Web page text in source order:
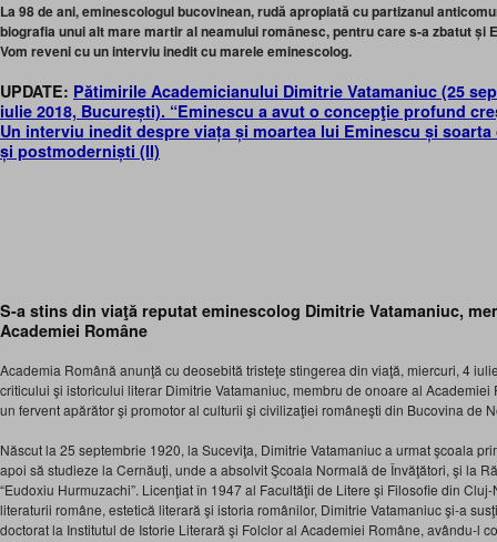
La 98 de ani, eminescologul bucovinean, rudă apropiată cu partizanul
biografia unui alt mare martir al neamului românesc, pentru care s-a zbatut și
Vom reveni cu un interviu inedit cu marele eminescolog.
UPDATE: Pătimirile Academicianului Dimitrie Vatamaniuc (25
iulie 2018, București). “Eminescu a avut o concepţie profund
Un interviu inedit despre viața și moartea lui Eminescu și
și postmoderniști (II)
S-a stins din viaţă reputat eminescolog Dimitrie Vatamaniuc,
Academiei Române
Academia Română anunţă cu deosebită tristeţe stingerea din viaţă, miercuri, 4
criticului şi istoricului literar Dimitrie Vatamaniuc, membru de onoare al
un fervent apărător şi promotor al culturii şi civilizaţiei româneşti din Bucovina de
Născut la 25 septembrie 1920, la Suceviţa, Dimitrie Vatamaniuc a urmat şcoala
apoi să studieze la Cernăuţi, unde a absolvit Şcoala Normală de Învăţători, şi la
“Eudoxiu Hurmuzachi”. Licenţiat în 1947 al Facultăţii de Litere şi Filosofie din
literaturii române, estetică literară şi istoria românilor, Dimitrie Vatamaniuc şi-a
doctorat la Institutul de Istorie Literară şi Folclor al Academiei Române, avându-l